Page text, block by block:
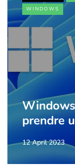
WINDOWS
prendre
12 April 2023